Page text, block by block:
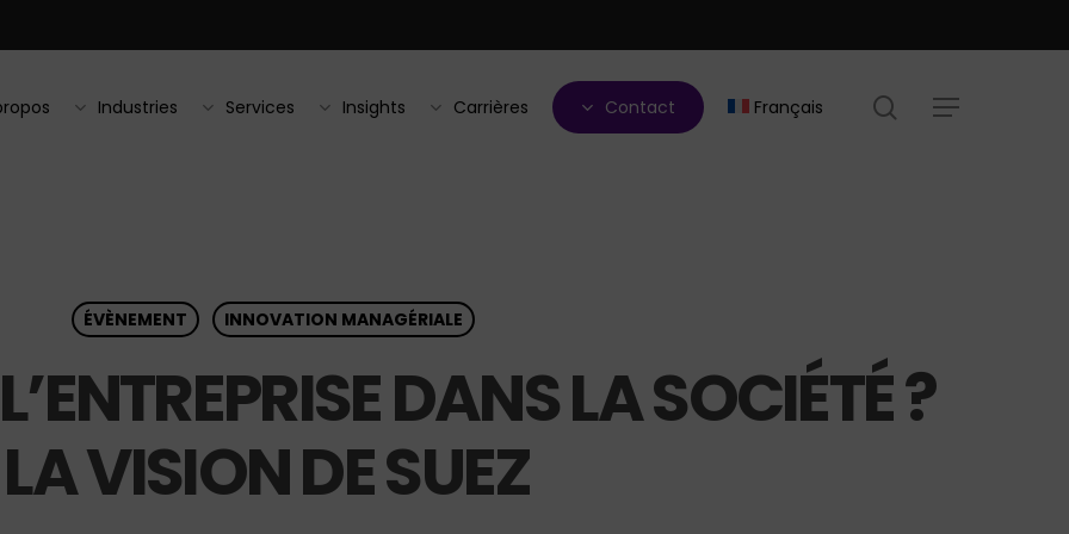
Industries Services Insights Carrières Contact Français search
Menu
ÉVÈNEMENT INNOVATION MANAGÉRIALE
DANS LA SOCIÉTÉ ?
LA VISION DE SUEZ